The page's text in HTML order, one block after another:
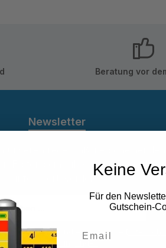
Beratung vor
Newsletter
Ersten sein, über neue Produkte
informiert werden.
geschützt und es gelten die
Nutzungsbedingungen
Keine
Für den
Gutschein-